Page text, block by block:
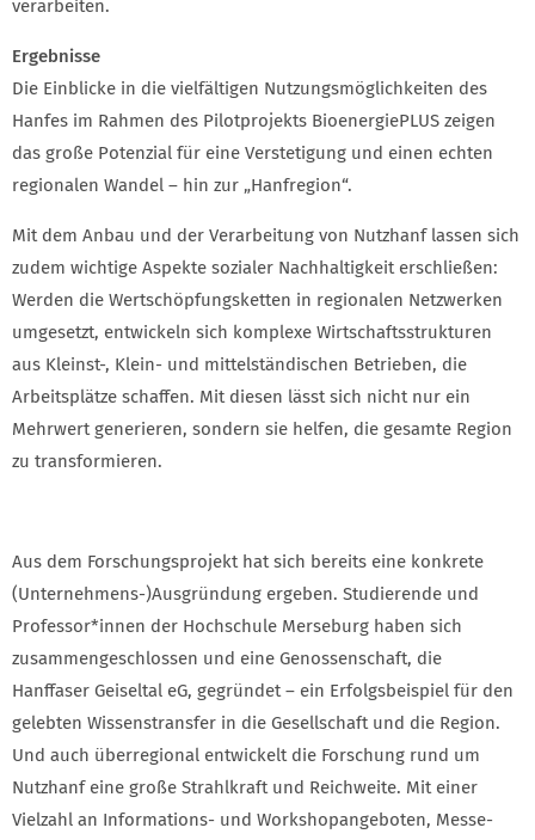
verarbeiten.
Ergebnisse
Die Einblicke in die vielfältigen Nutzungsmöglichkeiten des
Hanfes im Rahmen des Pilotprojekts BioenergiePLUS zeigen
das große Potenzial für eine Verstetigung und einen echten
regionalen Wandel – hin zur „Hanfregion“.
Mit dem Anbau und der Verarbeitung von Nutzhanf lassen sich
zudem wichtige Aspekte sozialer Nachhaltigkeit erschließen:
Werden die Wertschöpfungsketten in regionalen Netzwerken
umgesetzt, entwickeln sich komplexe Wirtschaftsstrukturen
aus Kleinst-, Klein- und mittelständischen Betrieben, die
Arbeitsplätze schaffen. Mit diesen lässt sich nicht nur ein
Mehrwert generieren, sondern sie helfen, die gesamte Region
zu transformieren.
Aus dem Forschungsprojekt hat sich bereits eine konkrete
(Unternehmens-)Ausgründung ergeben. Studierende und
Professor*innen der Hochschule Merseburg haben sich
zusammengeschlossen und eine Genossenschaft, die
Hanffaser Geiseltal eG, gegründet – ein Erfolgsbeispiel für den
gelebten Wissenstransfer in die Gesellschaft und die Region.
Und auch überregional entwickelt die Forschung rund um
Nutzhanf eine große Strahlkraft und Reichweite. Mit einer
Vielzahl an Informations- und Workshopangeboten, Messe-